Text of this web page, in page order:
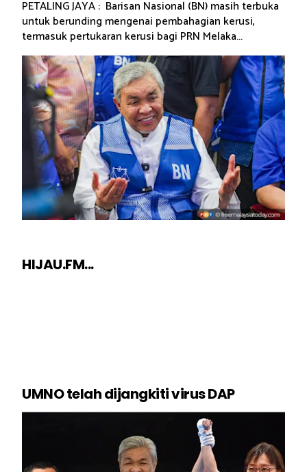
PETALING JAYA : Barisan Nasional (BN) masih terbuka
untuk berunding mengenai pembahagian kerusi,
termasuk pertukaran kerusi bagi PRN Melaka...
HIJAU.FM...
UMNO telah dijangkiti virus DAP